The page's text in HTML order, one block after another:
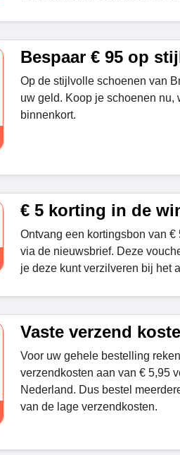
Bespaar € 95 op
Op de stijlvolle schoenen van
uw geld. Koop je schoenen nu,
binnenkort.
€ 5 korting in de
Ontvang een kortingsbon van
via de nieuwsbrief. Deze
je deze kunt verzilveren bij het
Vaste verzend
Voor uw gehele bestelling
verzendkosten aan van € 5,95
Nederland. Dus bestel
van de lage verzendkosten.